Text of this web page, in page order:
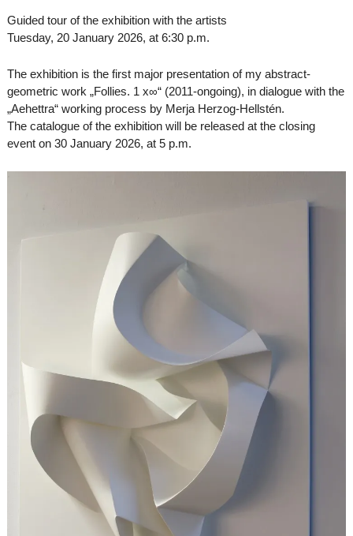
Guided tour of the exhibition with the artists
Tuesday, 20 January 2026, at 6:30 p.m.
The exhibition is the first major presentation of my abstract-
geometric work „Follies. 1 x∞“ (2011-ongoing), in dialogue with the
„Aehettra“ working process by Merja Herzog-Hellstén.
The catalogue of the exhibition will be released at the closing
event on 30 January 2026, at 5 p.m.